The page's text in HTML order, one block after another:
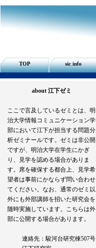
TOP sic info
about 江下ゼミ
ここで言及しているゼミとは、明
治大学情報コミュニケーション学
部において江下が担当する問題分
析ゼミナールです。ゼミは非公開
ですが、明治大学在学生にかぎ
り、見学を認める場合がありま
す。席を確保する都合上、見学希
望者は事前にかならず問い合わせ
てください。なお、通常のゼミ以
外にも外部講師を招いた研究会を
随時実施しています。こちらは外
部に公開する場合があります。
連絡先：駿河台研究棟507号